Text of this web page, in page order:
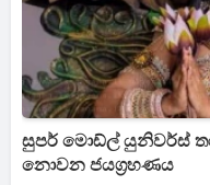
සුපර් මොඩ්ල් යුනිවර්ස්
නොවන ජයග්‍රහණය